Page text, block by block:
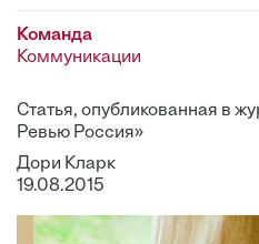
Команда
Коммуникации
Статья, опубликованная в
Ревью Россия»
Дори Кларк
19.08.2015